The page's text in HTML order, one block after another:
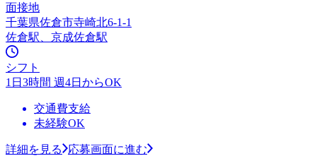
面接地
千葉県佐倉市寺崎北6-1-1
佐倉駅、京成佐倉駅
シフト
1日3時間 週4日からOK
交通費支給
未経験OK
詳細を見る 応募画面に進む